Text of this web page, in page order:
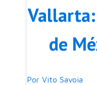
de
Por Vito Savoia